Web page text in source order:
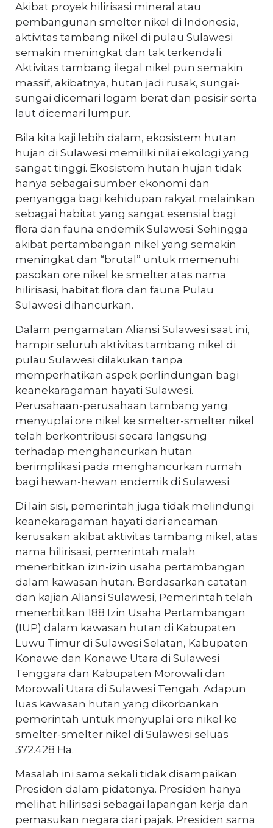
Akibat proyek hilirisasi mineral atau
pembangunan smelter nikel di Indonesia,
aktivitas tambang nikel di pulau Sulawesi
semakin meningkat dan tak terkendali.
Aktivitas tambang ilegal nikel pun semakin
massif, akibatnya, hutan jadi rusak, sungai-
sungai dicemari logam berat dan pesisir serta
laut dicemari lumpur.
Bila kita kaji lebih dalam, ekosistem hutan
hujan di Sulawesi memiliki nilai ekologi yang
sangat tinggi. Ekosistem hutan hujan tidak
hanya sebagai sumber ekonomi dan
penyangga bagi kehidupan rakyat melainkan
sebagai habitat yang sangat esensial bagi
flora dan fauna endemik Sulawesi. Sehingga
akibat pertambangan nikel yang semakin
meningkat dan “brutal” untuk memenuhi
pasokan ore nikel ke smelter atas nama
hilirisasi, habitat flora dan fauna Pulau
Sulawesi dihancurkan.
Dalam pengamatan Aliansi Sulawesi saat ini,
hampir seluruh aktivitas tambang nikel di
pulau Sulawesi dilakukan tanpa
memperhatikan aspek perlindungan bagi
keanekaragaman hayati Sulawesi.
Perusahaan-perusahaan tambang yang
menyuplai ore nikel ke smelter-smelter nikel
telah berkontribusi secara langsung
terhadap menghancurkan hutan
berimplikasi pada menghancurkan rumah
bagi hewan-hewan endemik di Sulawesi.
Di lain sisi, pemerintah juga tidak melindungi
keanekaragaman hayati dari ancaman
kerusakan akibat aktivitas tambang nikel, atas
nama hilirisasi, pemerintah malah
menerbitkan izin-izin usaha pertambangan
dalam kawasan hutan. Berdasarkan catatan
dan kajian Aliansi Sulawesi, Pemerintah telah
menerbitkan 188 Izin Usaha Pertambangan
(IUP) dalam kawasan hutan di Kabupaten
Luwu Timur di Sulawesi Selatan, Kabupaten
Konawe dan Konawe Utara di Sulawesi
Tenggara dan Kabupaten Morowali dan
Morowali Utara di Sulawesi Tengah. Adapun
luas kawasan hutan yang dikorbankan
pemerintah untuk menyuplai ore nikel ke
smelter-smelter nikel di Sulawesi seluas
372.428 Ha.
Masalah ini sama sekali tidak disampaikan
Presiden dalam pidatonya. Presiden hanya
melihat hilirisasi sebagai lapangan kerja dan
pemasukan negara dari pajak. Presiden sama